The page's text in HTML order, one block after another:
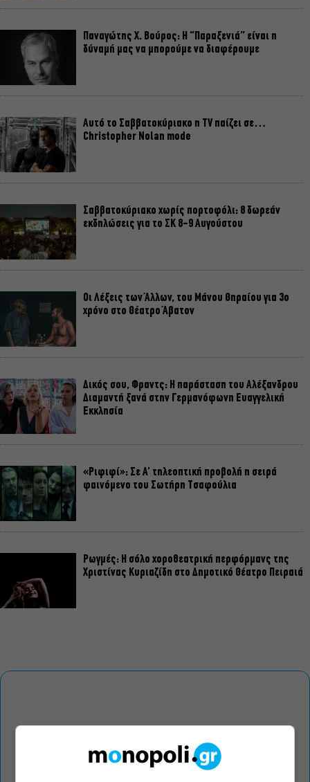
Παναγώτης Χ. Βούρος: Η “Παραξενιά” είναι η
δύναμή μας να μπορούμε να διαφέρουμε
Αυτό το Σαββατοκύριακο η TV παίζει σε…
Christopher Nolan mode
Σαββατοκύριακο χωρίς πορτοφόλι: 8 δωρεάν
εκδηλώσεις για το ΣΚ 8-9 Αυγούστου
Οι Λέξεις των Άλλων, του Μάνου Θηραίου για 3ο
χρόνο στο Θέατρο Άβατον
Δικός σου, Φραντς: Η παράσταση του Αλέξανδρου
Διαμαντή ξανά στην Γερμανόφωνη Ευαγγελική
Εκκλησία
«Ριφιφί»: Σε Α’ τηλεοπτική προβολή η σειρά
φαινόμενο του Σωτήρη Τσαφούλια
Ρωγμές: Η σόλο χοροθεατρική περφόρμανς της
Χριστίνας Κυριαζίδη στο Δημοτικό Θέατρο Πειραιά